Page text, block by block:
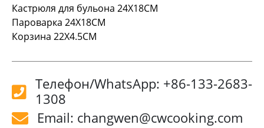
Кастрюля для бульона 24X18CM
Пароварка 24X18CM
Корзина 22X4.5CM
Телефон/WhatsApp: +86-133-2683-
1308
Email: changwen@cwcooking.com